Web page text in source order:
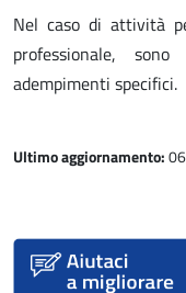
Nel caso di attività
professionale,
adempimenti specifici.
Ultimo aggiornamento: